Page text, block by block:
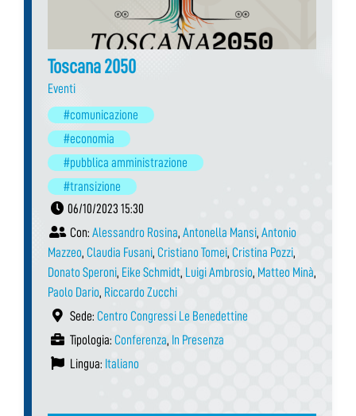
Toscana 2050
Eventi
#comunicazione
#economia
#pubblica amministrazione
#transizione
06/10/2023 15:30
Con: Alessandro Rosina, Antonella Mansi, Antonio
Mazzeo, Claudia Fusani, Cristiano Tomei, Cristina Pozzi,
Donato Speroni, Eike Schmidt, Luigi Ambrosio, Matteo Minà,
Paolo Dario, Riccardo Zucchi
Sede: Centro Congressi Le Benedettine
Tipologia: Conferenza, In Presenza
Lingua: Italiano